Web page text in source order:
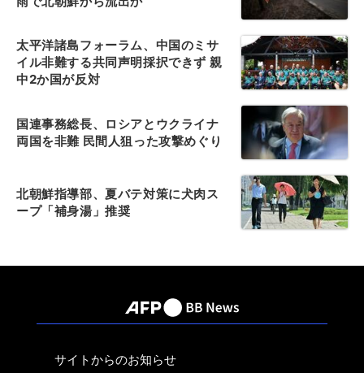
太平洋諸島フォーラム、中国のミサ
イル非難する共同声明採択できず 親
中2か国が反対
国連事務総長、ロシアとウクライナ
両国を非難 民間人狙った攻撃めぐり
北朝鮮指導部、夏バテ対策に犬肉ス
ープ「補身湯」推奨
サイトからのお知らせ